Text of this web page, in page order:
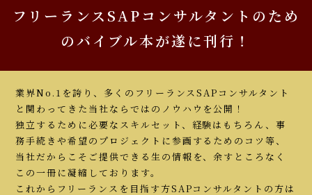
フリーランスSAPコンサルタントのため
のバイブル本が遂に刊行！
業界No.1を誇り、多くのフリーランスSAPコンサルタント
と関わってきた当社ならではのノウハウを公開！
独立するために必要なスキルセット、経験はもちろん、事
務手続きや希望のプロジェクトに参画するためのコツ等、
当社だからこそご提供できる生の情報を、余すところなく
この一冊に凝縮しております。
これからフリーランスを目指す方SAPコンサルタントの方は